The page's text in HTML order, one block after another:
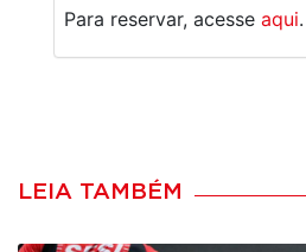
Para reservar, acesse aqui.
LEIA TAMBÉM